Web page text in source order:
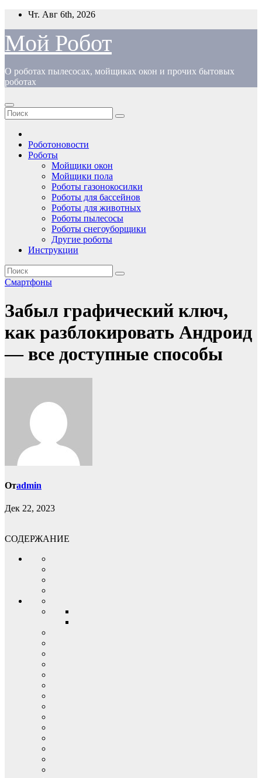
Перейти
содержимому
Чт. Авг 6th, 2026
Мой Робот
О роботах пылесосах, мойщиках окон и прочих бытовых
роботах
Роботоновости
Роботы
Мойщики окон
Мойщики пола
Роботы газонокосилки
Роботы для бассейнов
Роботы для животных
Роботы пылесосы
Роботы снегоуборщики
Другие роботы
Инструкции
Смартфоны
Забыл графический ключ,
как разблокировать Андроид
— все доступные способы
Отadmin
Дек 22, 2023
СОДЕРЖАНИЕ